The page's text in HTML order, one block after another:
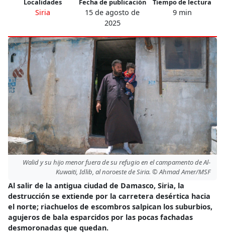
Localidades
Siria
Fecha de publicación
15 de agosto de
2025
Tiempo de lectura
9 min
Walid y su hijo menor fuera de su refugio en el campamento de Al-
Kuwaiti, Idlib, al noroeste de Siria. © Ahmad Amer/MSF
Al salir de la antigua ciudad de Damasco, Siria, la
destrucción se extiende por la carretera desértica hacia
el norte; riachuelos de escombros salpican los suburbios,
agujeros de bala esparcidos por las pocas fachadas
desmoronadas que quedan.